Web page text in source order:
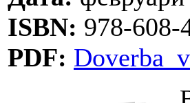
ISBN: 978-608-
PDF: